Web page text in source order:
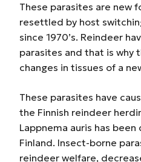
These parasites are new
resettled by host
since 1970’s. Reindeer
parasites and that is why
changes in tissues of a
These parasites have
the Finnish reindeer
Lappnema auris has
Finland. Insect-borne
reindeer welfare,